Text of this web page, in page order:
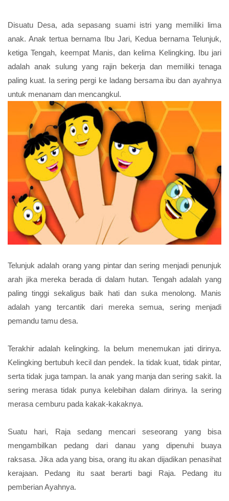
Disuatu Desa, ada sepasang suami istri yang memiliki lima
anak. Anak tertua bernama Ibu Jari, Kedua bernama Telunjuk,
ketiga Tengah, keempat Manis, dan kelima Kelingking. Ibu jari
adalah anak sulung yang rajin bekerja dan memiliki tenaga
paling kuat. Ia sering pergi ke ladang bersama ibu dan ayahnya
untuk menanam dan mencangkul.
Telunjuk adalah orang yang pintar dan sering menjadi penunjuk
arah jika mereka berada di dalam hutan. Tengah adalah yang
paling tinggi sekaligus baik hati dan suka menolong. Manis
adalah yang tercantik dari mereka semua, sering menjadi
pemandu tamu desa.
Terakhir adalah kelingking. Ia belum menemukan jati dirinya.
Kelingking bertubuh kecil dan pendek. Ia tidak kuat, tidak pintar,
serta tidak juga tampan. Ia anak yang manja dan sering sakit. Ia
sering merasa tidak punya kelebihan dalam dirinya. Ia sering
merasa cemburu pada kakak-kakaknya.
Suatu hari, Raja sedang mencari seseorang yang bisa
mengambilkan pedang dari danau yang dipenuhi buaya
raksasa. Jika ada yang bisa, orang itu akan dijadikan penasihat
kerajaan. Pedang itu saat berarti bagi Raja. Pedang itu
pemberian Ayahnya.